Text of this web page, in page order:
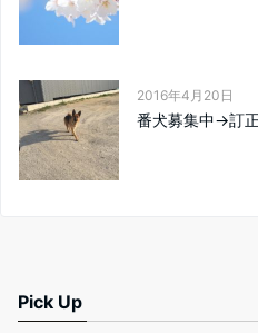
2016年4月20日
番犬募集中→訂
Pick Up